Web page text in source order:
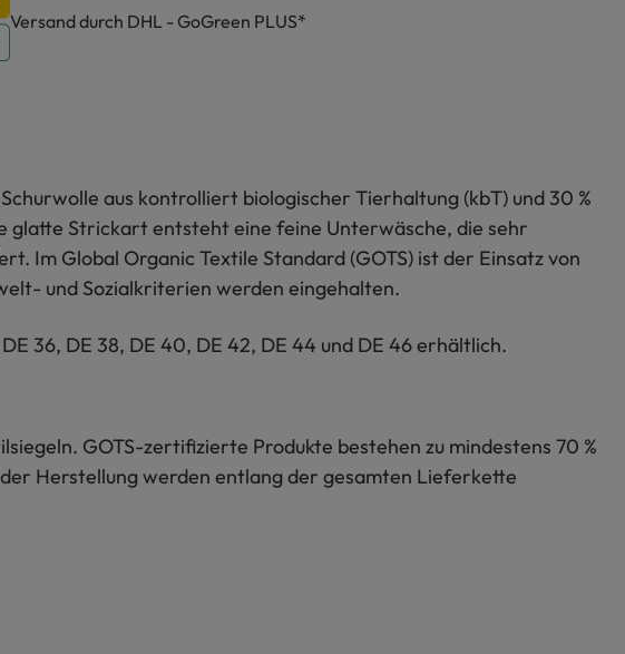
Versand durch DHL - GoGreen PLUS*
aus kontrolliert biologischer Tierhaltung (kbT) und 30 %
glatte Strickart entsteht eine feine Unterwäsche, die sehr
Im Global Organic Textile Standard (GOTS) ist der Einsatz von
und Sozialkriterien werden eingehalten.
36, DE 38, DE 40, DE 42, DE 44 und DE 46 erhältlich.
GOTS-zertifizierte Produkte bestehen zu mindestens 70 %
Herstellung werden entlang der gesamten Lieferkette